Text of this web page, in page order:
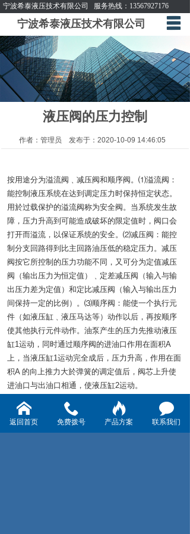
宁波希泰液压技术有限公司 服务热线： 13567927176
宁波希泰液压技术有限公司
网站首页
公司简介
产品方案
生产环境
资讯信息
下载中心
联系我们
液压阀的压力控制
作者：管理员 发布于：2020-10-09 14:46:05
按用途分为溢流阀﹑减压阀和顺序阀。⑴溢流阀：
能控制液压系统在达到调定压力时保持恒定状态。
用於过载保护的溢流阀称为安全阀。当系统发生故
障，压力升高到可能造成破坏的限定值时，阀口会
打开而溢流，以保证系统的安全。⑵减压阀：能控
制分支回路得到比主回路油压低的稳定压力。减压
阀按它所控制的压力功能不同，又可分为定值减压
阀（输出压力为恒定值）﹑定差减压阀（输入与输
出压力差为定值）和定比减压阀（输入与输出压力
间保持一定的比例）。⑶顺序阀：能使一个执行元
件（如液压缸﹑液压马达等）动作以后，再按顺序
使其他执行元件动作。油泵产生的压力先推动液压
缸1运动，同时通过顺序阀的进油口作用在面积A
上，当液压缸1运动完全成后，压力升高，作用在面
积A 的向上推力大於弹簧的调定值后，阀芯上升使
进油口与出油口相通，使液压缸2运动。
上一页：同步阀的分类
返回首页 免费拨号 产品方案 联系我们